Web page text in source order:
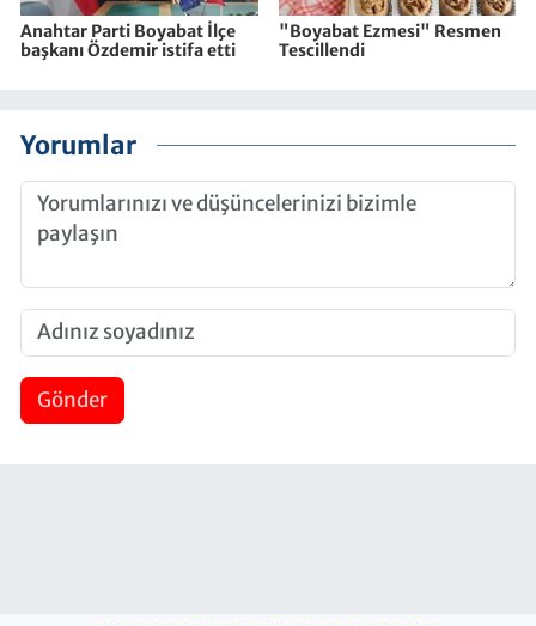
Anahtar Parti Boyabat İlçe
başkanı Özdemir istifa etti
"Boyabat Ezmesi" Resmen
Tescillendi
Yorumlar
Gönder